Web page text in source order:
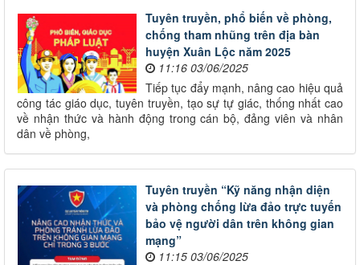
Tuyên truyền, phổ biến về phòng,
chống tham nhũng trên địa bàn
huyện Xuân Lộc năm 2025
11:16 03/06/2025
Tiếp tục đẩy mạnh, nâng cao hiệu quả
công tác giáo dục, tuyên truyền, tạo sự tự giác, thống nhất cao
về nhận thức và hành động trong cán bộ, đảng viên và nhân
dân về phòng,
Tuyên truyền “Kỹ năng nhận diện
và phòng chống lừa đảo trực tuyến
bảo vệ người dân trên không gian
mạng”
11:15 03/06/2025